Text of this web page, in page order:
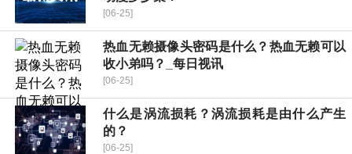
[06-25]
热血无赖摄像头密码是什么？热血无赖可以
收小弟吗？_每日视讯
[06-25]
什么是涡流损耗？涡流损耗是由什么产生
的？
[06-25]